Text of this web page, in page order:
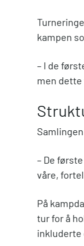
kampen
– I de
men
– De
våre,
På
tur for å
inkluderte